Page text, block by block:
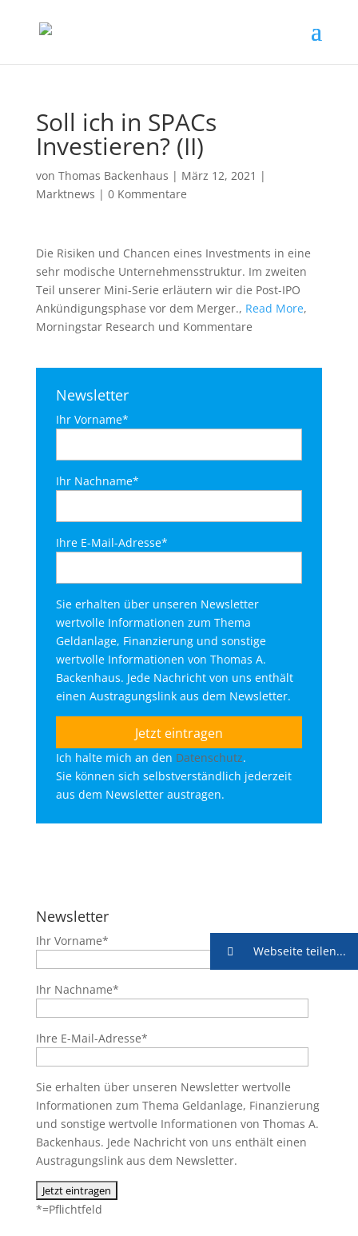
Soll ich in SPACs
Investieren? (II)
von Thomas Backenhaus | März 12, 2021 |
Marktnews | 0 Kommentare
Die Risiken und Chancen eines Investments in eine
sehr modische Unternehmensstruktur. Im zweiten
Teil unserer Mini-Serie erläutern wir die Post-IPO
Ankündigungsphase vor dem Merger., Read More,
Morningstar Research und Kommentare
Newsletter
Ihr Vorname*
Ihr Nachname*
Ihre E-Mail-Adresse*
Sie erhalten über unseren Newsletter
wertvolle Informationen zum Thema
Geldanlage, Finanzierung und sonstige
wertvolle Informationen von Thomas A.
Backenhaus. Jede Nachricht von uns enthält
einen Austragungslink aus dem Newsletter.
Ich halte mich an den Datenschutz.
Sie können sich selbstverständlich jederzeit
aus dem Newsletter austragen.
Newsletter
Ihr Vorname*
Ihr Nachname*
Ihre E-Mail-Adresse*
Sie erhalten über unseren Newsletter wertvolle
Informationen zum Thema Geldanlage, Finanzierung
und sonstige wertvolle Informationen von Thomas A.
Backenhaus. Jede Nachricht von uns enthält einen
Austragungslink aus dem Newsletter.
*=Pflichtfeld
Webseite teilen...